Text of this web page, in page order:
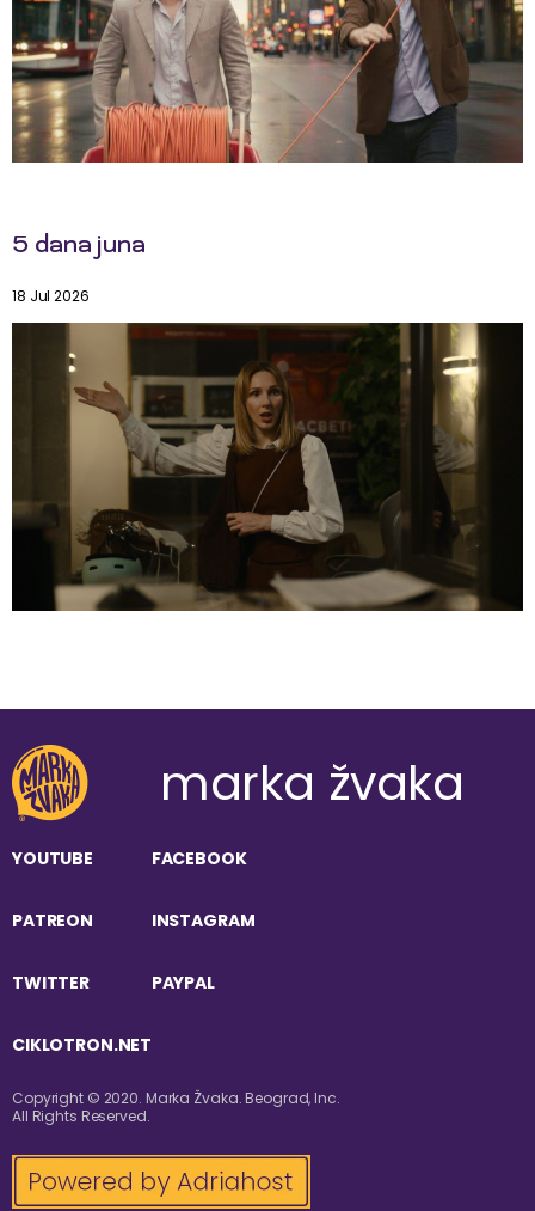
5 dana juna
18 Jul 2026
marka žvaka
YOUTUBE FACEBOOK
PATREON INSTAGRAM
TWITTER PAYPAL
CIKLOTRON.NET
Copyright © 2020. Marka Žvaka. Beograd, Inc.
All Rights Reserved.